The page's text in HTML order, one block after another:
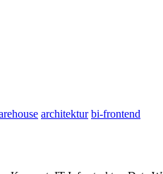
architektur bi-frontend